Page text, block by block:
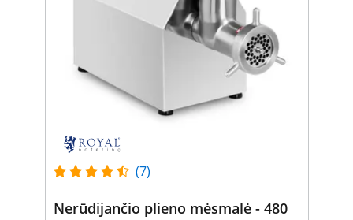
(7)
Nerūdijančio plieno mėsmalė - 480